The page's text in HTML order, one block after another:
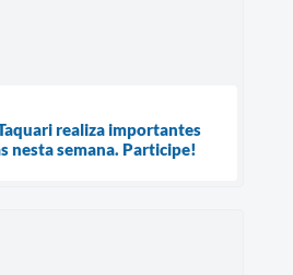
realiza importantes
nesta semana. Participe!